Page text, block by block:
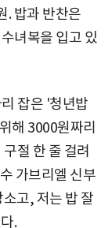
. 밥과 반찬은
녀복을 입고 있
잡은 '청년밥
해 3000원짜리
절 한 줄 걸려
가브리엘 신부
고, 저는 밥 잘
.